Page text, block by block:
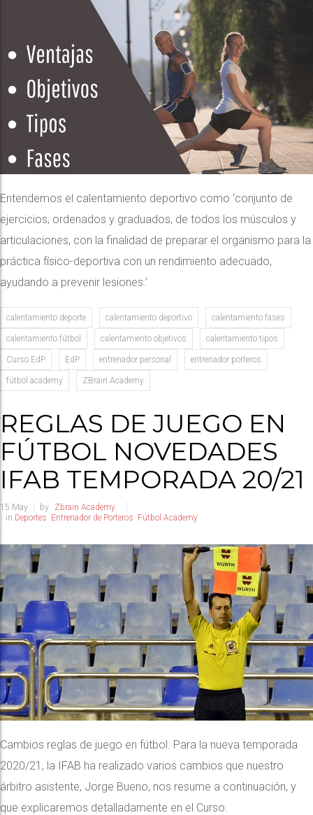
Entendemos el calentamiento deportivo como ‘conjunto de
ejercicios, ordenados y graduados, de todos los músculos y
articulaciones, con la finalidad de preparar el organismo para la
práctica físico-deportiva con un rendimiento adecuado,
ayudando a prevenir lesiones.’
calentamiento deporte calentamiento deportivo calentamiento fases
calentamiento fútbol calentamiento objetivos calentamiento tipos
Curso EdP EdP entrenador personal entrenador porteros
fútbol academy ZBrain Academy
REGLAS DE JUEGO EN
FÚTBOL NOVEDADES
IFAB TEMPORADA 20/21
15 May by
Zbrain Academy
in Deportes Entrenador de Porteros Fútbol Academy
Cambios reglas de juego en fútbol. Para la nueva temporada
2020/21, la IFAB ha realizado varios cambios que nuestro
árbitro asistente, Jorge Bueno, nos resume a continuación, y
que explicaremos detalladamente en el Curso.